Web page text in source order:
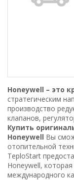
Honeywell – это
стратегическим
производство
клапанов,
Купить
Honeywell Вы
отопительной
TeploStart
Honeywell,
международного